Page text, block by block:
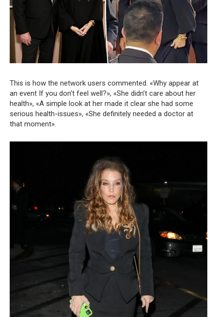
This is how the network users commented. «Why appear at
an event If you don’t feel well?», «She didn’t care about her
health», «A simple look at her made it clear she had some
serious health-issues», «She definitely needed a doctor at
that moment».